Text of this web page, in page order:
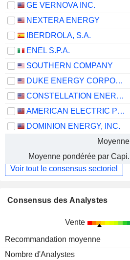
GE VERNOVA INC.
NEXTERA ENERGY
IBERDROLA, S.A.
ENEL S.P.A.
SOUTHERN COMPANY
DUKE ENERGY CORPORATION
CONSTELLATION ENERGY CORPORATION
AMERICAN ELECTRIC POWER COMPANY, INC.
DOMINION ENERGY, INC.
Moyenne
Moyenne pondérée par Capi.
Voir tout le consensus sectoriel
Consensus des Analystes
Vente
Recommandation moyenne
Nombre d'Analystes